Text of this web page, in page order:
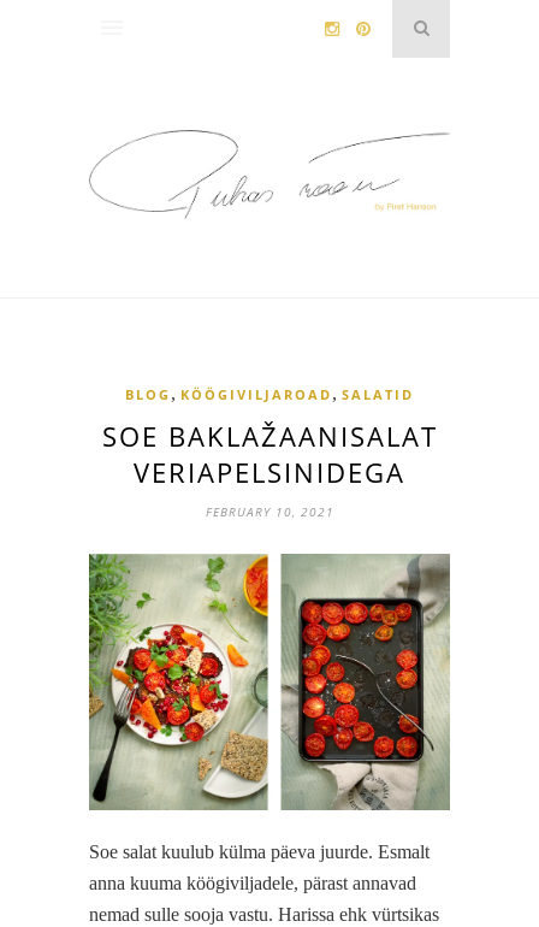
BLOG , KÖÖGIVILJAROAD , SALATID
SOE BAKLAŽAANISALAT
VERIAPELSINIDEGA
FEBRUARY 10, 2021
Soe salat kuulub külma päeva juurde. Esmalt
anna kuuma köögiviljadele, pärast annavad
nemad sulle sooja vastu. Harissa ehk vürtsikas